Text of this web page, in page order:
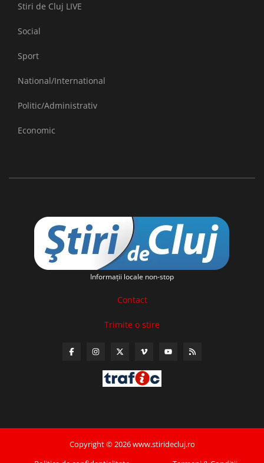
Stiri de Cluj LIVE
Social
Sport
National/International
Politic/Administrativ
Economic
Informaţii locale non-stop
Contact
Trimite o stire
Copyright © 2026 www.stiridecluj.ro